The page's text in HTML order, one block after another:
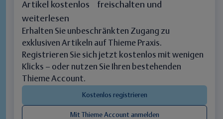
Artikel kostenlos freischalten und
weiterlesen
Erhalten Sie unbeschränkten Zugang zu
exklusiven Artikeln auf Thieme Praxis.
Registrieren Sie sich jetzt kostenlos mit wenigen
Klicks – oder nutzen Sie Ihren bestehenden
Thieme Account.